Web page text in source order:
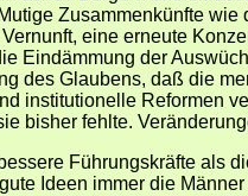
Zusammenkünfte
eine erneute
Eindämmung der
des Glaubens, daß die
institutionelle Reformen
bisher fehlte.
Führungskräfte als
Ideen immer die